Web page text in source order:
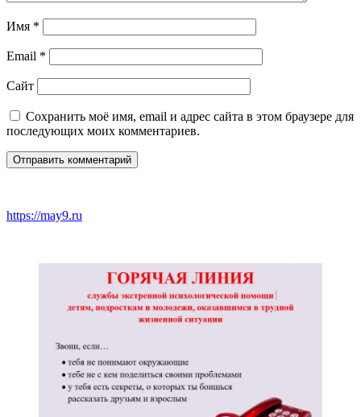
Имя *
Email *
Сайт
Сохранить моё имя, email и адрес сайта в этом браузере для
последующих моих комментариев.
https://may9.ru